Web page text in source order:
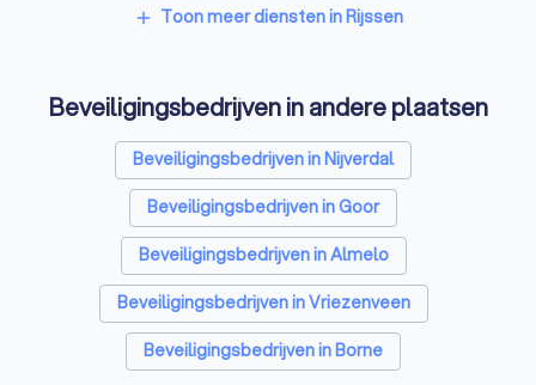
SEO-specialisten in Rijssen
Reclamebureaus in Rijssen
Accountants in Rijssen
add Toon meer diensten in Rijssen
Beveiligingsbedrijven in andere plaatsen
Beveiligingsbedrijven in Nijverdal
Beveiligingsbedrijven in Goor
Beveiligingsbedrijven in Almelo
Beveiligingsbedrijven in Vriezenveen
Beveiligingsbedrijven in Borne